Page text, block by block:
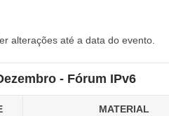
alterações até a data do evento.
- Fórum IPv6
MATERIAL